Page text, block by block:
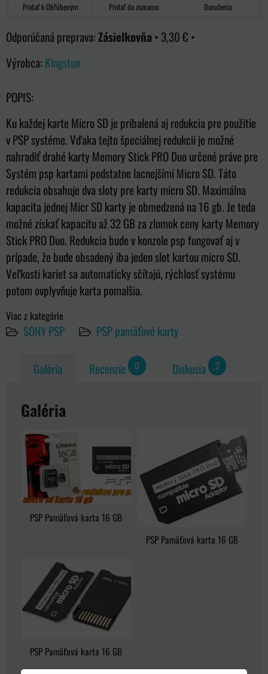
Pridať k Obľúbeným Pridať do zoznamu Doručenia
Zásielkovňa • 3,30 € •
Výrobca: Kingston
POPIS:
Ku každej karte Micro SD je pribalená aj redukcia pre použitie
v PSP systéme. Vďaka tejto špeciálnej redukcii je možné
nahradiť drahé karty Memory Stick PRO Duo určené práve pre
Systém psp kartami podstatne lacnejšími Micro SD. Táto
redukcia obsahuje dva sloty pre karty micro SD. Maximálna
kapacita jednej Micr SD karty je obmedzená na 16 gb. Je teda
možné získať kapacitu až 32 GB za zlomok ceny karty Memory
Stick PRO Duo. Redukcia bude v konzole psp fungovať aj v
prípade, že bude obsadený iba jeden slot kartou micro SD.
Veľkosti kariet sa automaticky sčítajú, rýchlosť systému
potom ovplyvňuje karta pomalšia.
Viac z kategórie
SONY PSP PSP pamäťové karty
Galéria Recenzie 0 Diskusia 2
Galéria
PSP Pamäťová karta 16 GB
PSP Pamäťová karta 16 GB
PSP Pamäťová karta 16 GB